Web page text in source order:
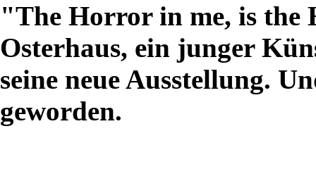
"The Horror in me, is the
Osterhaus, ein junger
seine neue Ausstellung.
geworden.